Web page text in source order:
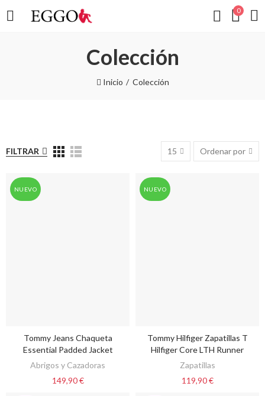
0
Colección
Inicio Colección
FILTRAR 15 Ordenar por
NUEVO
VER OPCIONES
Tommy Jeans Chaqueta
Essential Padded Jacket
Abrigos y Cazadoras
149,90 €
NUEVO
VER OPCIONES
Tommy Hilfiger Zapatillas T
Hilfiger Core LTH Runner
Zapatillas
119,90 €